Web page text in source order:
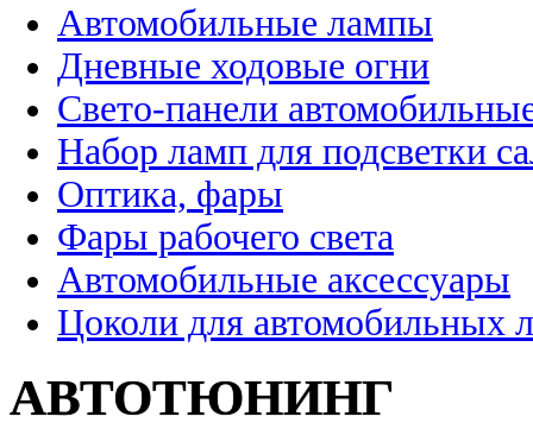
Автомобильные лампы
Дневные ходовые огни
Свето-панели
Набор ламп для подсветки
Оптика, фары
Фары рабочего света
Автомобильные аксессуары
Цоколи для автомобильных
АВТОТЮНИНГ